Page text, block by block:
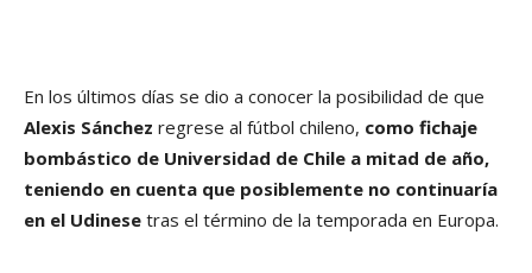
En los últimos días se dio a conocer la posibilidad de que
Alexis Sánchez regrese al fútbol chileno, como fichaje
bombástico de Universidad de Chile a mitad de año,
teniendo en cuenta que posiblemente no continuaría
en el Udinese tras el término de la temporada en Europa.